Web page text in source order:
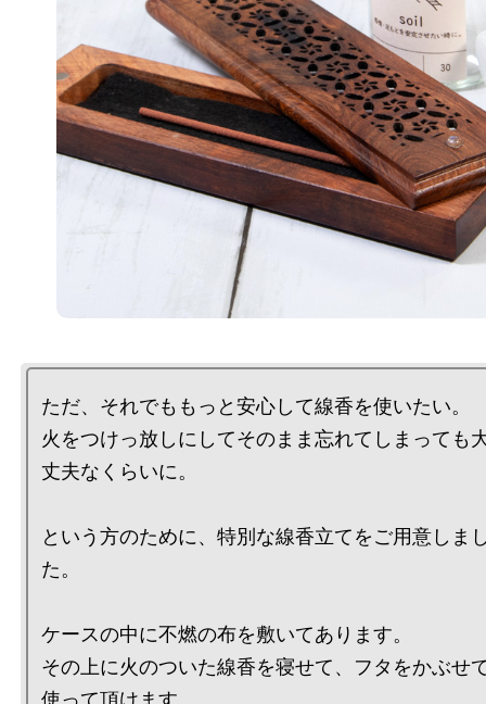
ただ、それでももっと安心して線香を使いたい。
火をつけっ放しにしてそのまま忘れてしまっても
丈夫なくらいに。
という方のために、特別な線香立てをご用意しま
た。
ケースの中に不燃の布を敷いてあります。
その上に火のついた線香を寝せて、フタをかぶせ